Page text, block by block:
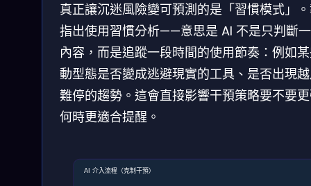
真正讓沉迷風險變可預測的是「習慣模式」
指出使用習慣分析——意思是 AI 不是只判斷
內容，而是追蹤一段時間的使用節奏：例如
動型態是否變成逃避現實的工具、是否出現
難停的趨勢。這會直接影響干預策略要不要
何時更適合提醒。
AI 介入流程（克制干預）